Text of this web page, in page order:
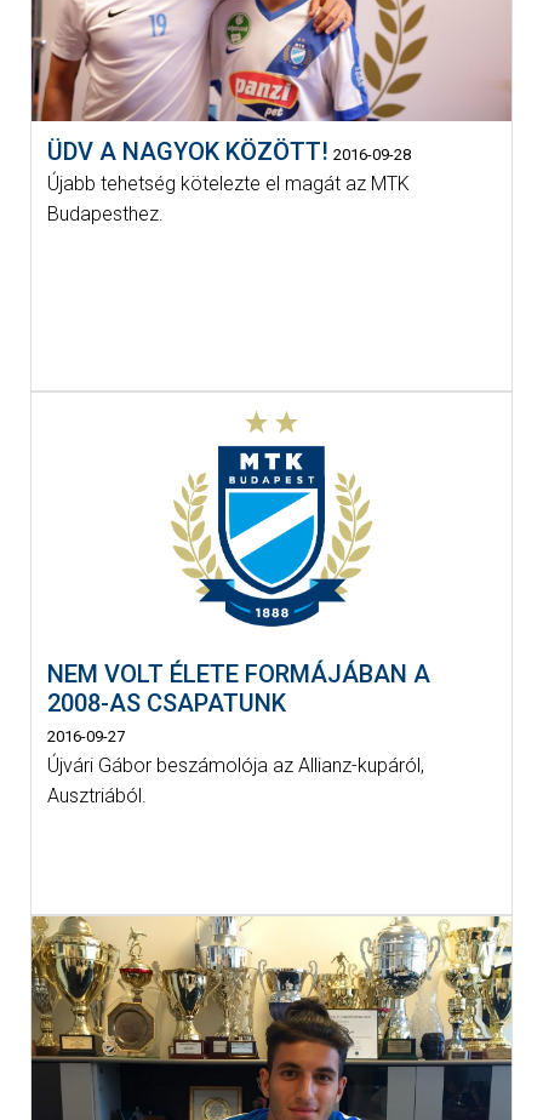
ÜDV A NAGYOK KÖZÖTT! 2016-09-28
Újabb tehetség kötelezte el magát az MTK
Budapesthez.
NEM VOLT ÉLETE FORMÁJÁBAN A
2008-AS CSAPATUNK
2016-09-27
Újvári Gábor beszámolója az Allianz-kupáról,
Ausztriából.